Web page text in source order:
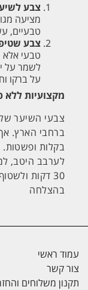
צבע
מציעה
טבעיים,
צבע
טבעי אלא
לשמר על
על ברקו
מקצועיות ללא
צבעי השיער
ברחבי הארץ.
לערבב היטב,
30 דקות ולשטוף היטב בחפיפה יסודית.
בהצלחה
עמוד ראשי
צור קשר
תקנון משלוחים